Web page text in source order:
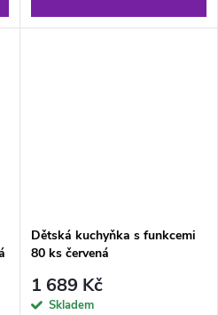
Dětská kuchyňka s funkcemi
80 ks červená
1 689 Kč
Skladem